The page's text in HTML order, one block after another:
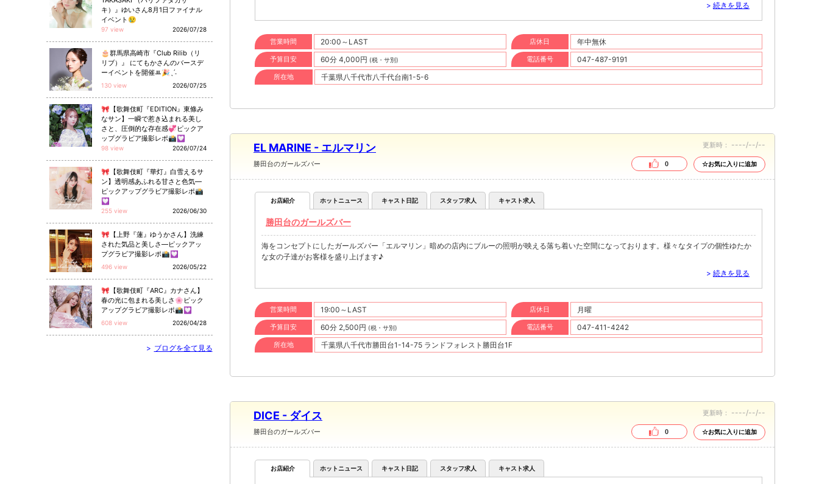
> 続きを見る
営業時間 20:00～LAST 店休日 年中無休
予算目安 60分 4,000円 (税・サ別) 電話番号 047-487-9191
所在地 千葉県八千代市八千代台南1-5-6
EL MARINE - エルマリン
勝田台のガールズバー
更新時： ----/--/--
0 ☆お気に入りに追加
お店紹介 ホットニュース キャスト日記 スタッフ求人 キャスト求人
勝田台のガールズバー
海をコンセプトにしたガールズバー「エルマリン」暗めの店内にブルーの照明が映える落ち着いた空間になっております。様々なタイプの個性ゆたか
な女の子達がお客様を盛り上げます♪
> 続きを見る
営業時間 19:00～LAST 店休日 月曜
予算目安 60分 2,500円 (税・サ別) 電話番号 047-411-4242
所在地 千葉県八千代市勝田台1-14-75 ランドフォレスト勝田台1F
DICE - ダイス
勝田台のガールズバー
更新時： ----/--/--
0 ☆お気に入りに追加
お店紹介 ホットニュース キャスト日記 スタッフ求人 キャスト求人
キ）』ゆいさん8月1日ファイナル
イベント😢
97 view 2026/07/28
🎂群馬県高崎市『Club Rilib（リ
リブ）』 にてもかさんのバースデ
ーイベントを開催ꔛ🎉ˎˊ˗
130 view 2026/07/25
🎀【歌舞伎町『EDITION』東條み
なサン】一瞬で惹き込まれる美し
さと、圧倒的な存在感💞ピックア
ップグラビア撮影レポ📸💟
98 view 2026/07/24
🎀【歌舞伎町『華灯』白雪えるサ
ン】透明感あふれる甘さと色気—
ピックアップグラビア撮影レポ📸
💟
255 view 2026/06/30
🎀【上野『蓮』ゆうかさん】洗練
された気品と美しさ—ピックアッ
プグラビア撮影レポ📸💟
496 view 2026/05/22
🎀【歌舞伎町『ARC』カナさん】
春の光に包まれる美しさ🌸ピック
アップグラビア撮影レポ📸💟
608 view 2026/04/28
> ブログを全て見る